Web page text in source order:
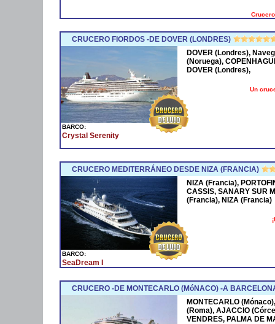
CRUCERO FIORDOS -DE DOVER (LONDRES)
BARCO:
Crystal Serenity
DOVER (Londres),
(Noruega),
DOVER (Londres),
Un
CRUCERO MEDITERRÁNEO DESDE NIZA (FRANCIA)
BARCO:
SeaDream I
NIZA (Francia),
CASSIS, SANARY SUR
(Francia), NIZA (Francia)
CRUCERO -DE MONTECARLO (MóNACO) -A
MONTECARLO
(Roma), AJACCIO
VENDRES, PALMA DE